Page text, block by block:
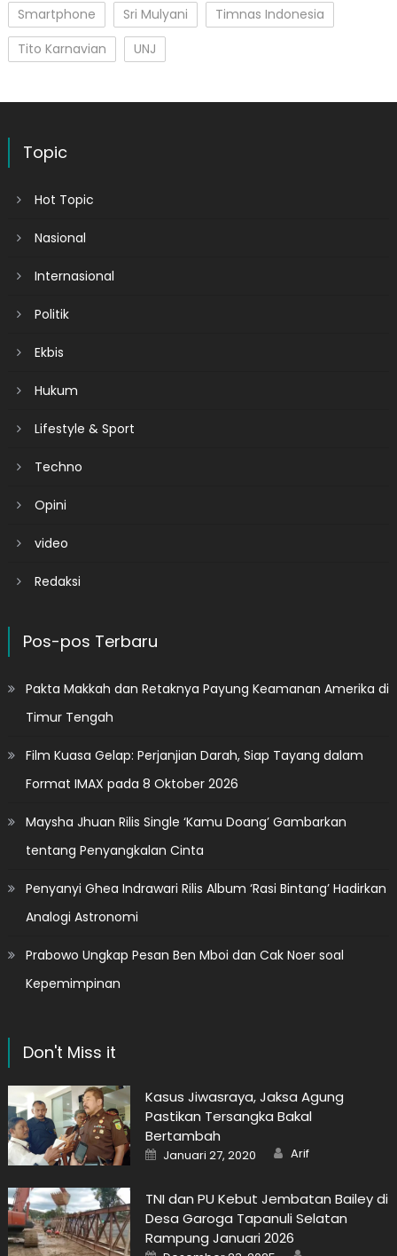
Smartphone
Sri Mulyani
Timnas Indonesia
Tito Karnavian
UNJ
Topic
Hot Topic
Nasional
Internasional
Politik
Ekbis
Hukum
Lifestyle & Sport
Techno
Opini
video
Redaksi
Pos-pos Terbaru
Pakta Makkah dan Retaknya Payung Keamanan Amerika di
Timur Tengah
Film Kuasa Gelap: Perjanjian Darah, Siap Tayang dalam
Format IMAX pada 8 Oktober 2026
Maysha Jhuan Rilis Single ‘Kamu Doang’ Gambarkan
tentang Penyangkalan Cinta
Penyanyi Ghea Indrawari Rilis Album ‘Rasi Bintang’ Hadirkan
Analogi Astronomi
Prabowo Ungkap Pesan Ben Mboi dan Cak Noer soal
Kepemimpinan
Don't Miss it
Kasus Jiwasraya, Jaksa Agung
Pastikan Tersangka Bakal
Bertambah
Posted
on
Januari 27, 2020 Author
Arif
TNI dan PU Kebut Jembatan Bailey di
Desa Garoga Tapanuli Selatan
Rampung Januari 2026